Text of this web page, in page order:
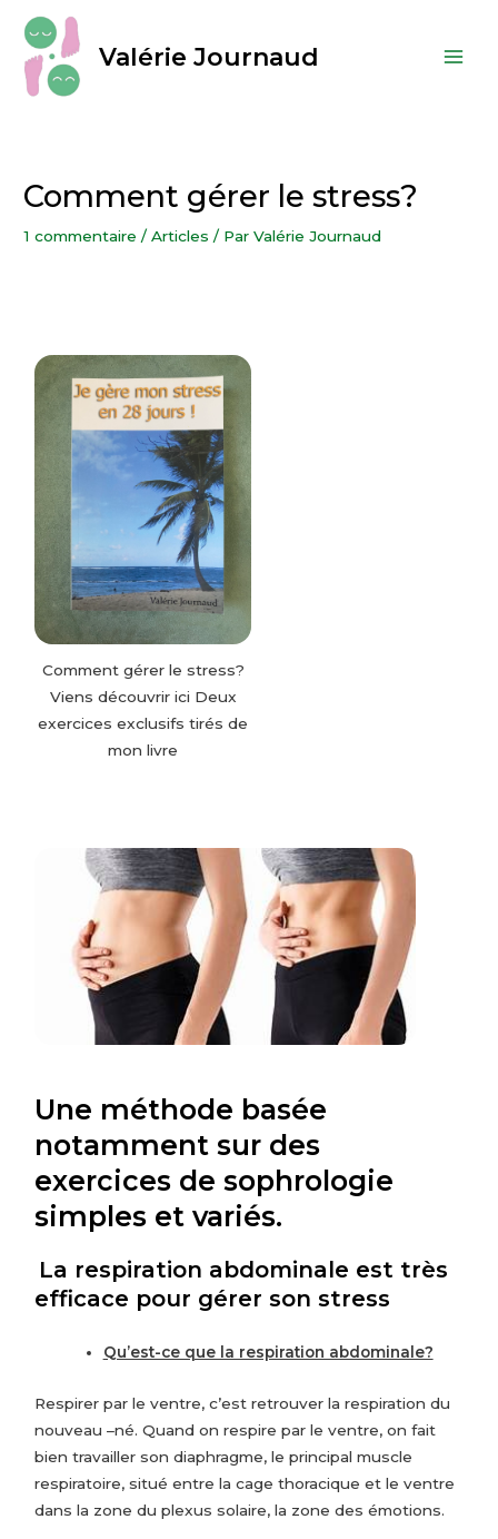
Valérie Journaud
Comment gérer le stress?
1 commentaire /Articles / ParValérie Journaud
Comment gérer le stress?
Viens découvrir ici Deux
exercices exclusifs tirés de
mon livre
Une méthode basée
notamment sur des
exercices de sophrologie
simples et variés.
La respiration abdominale est très
efficace pour gérer son stress
Qu’est-ce que la respiration abdominale?
Respirer par le ventre, c’est retrouver la respiration du
nouveau –né. Quand on respire par le ventre, on fait
bien travailler son diaphragme, le principal muscle
respiratoire, situé entre la cage thoracique et le ventre
dans la zone du plexus solaire, la zone des émotions.